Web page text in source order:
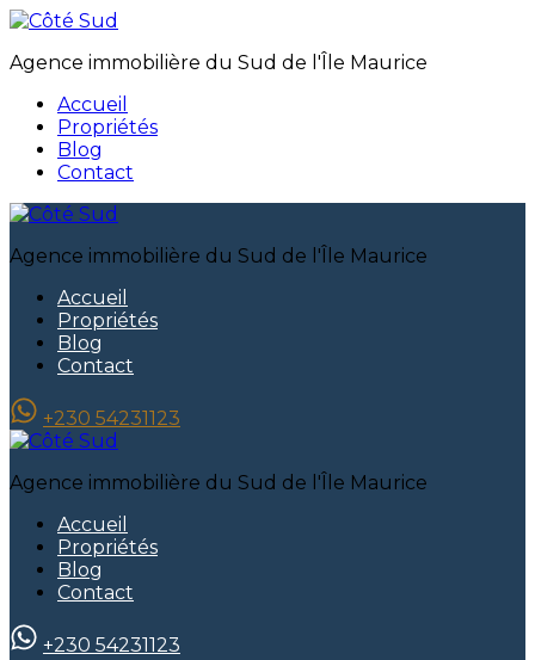
Agence immobilière du Sud de l'Île Maurice
Accueil
Propriétés
Blog
Contact
Agence immobilière du Sud de l'Île Maurice
Accueil
Propriétés
Blog
Contact
+230 54231123
Agence immobilière du Sud de l'Île Maurice
Accueil
Propriétés
Blog
Contact
+230 54231123